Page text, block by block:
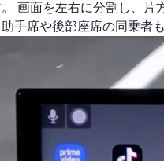
画面を左右に分割し、片
手席や後部座席の同乗者